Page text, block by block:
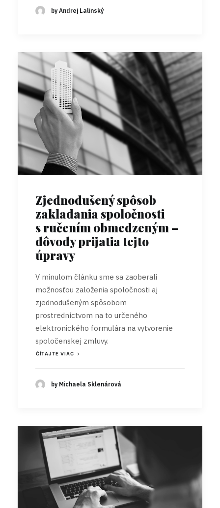
by Andrej Lalinský
Zjednodušený spôsob
zakladania spoločnosti
s ručením obmedzeným –
dôvody prijatia tejto
úpravy
V minulom článku sme sa zaoberali
možnosťou založenia spoločnosti aj
zjednodušeným spôsobom
prostredníctvom na to určeného
elektronického formulára na vytvorenie
spoločenskej zmluvy.
ČÍTAJTE VIAC
by Michaela Sklenárová